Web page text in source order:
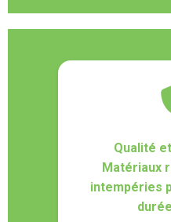
Qualité
Matériaux
intempéries